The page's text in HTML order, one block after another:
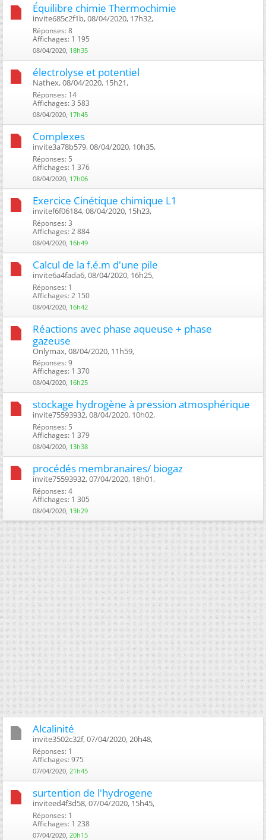
Équilibre chimie Thermochimie
invite685c2f1b, 08/04/2020, 17h32, ‎
Réponses: 8
Affichages: 1 195
08/04/2020, 18h35
électrolyse et potentiel
Nathex, 08/04/2020, 15h21, ‎
Réponses: 14
Affichages: 3 583
08/04/2020, 17h45
Complexes
invite3a78b579, 08/04/2020, 10h35, ‎
Réponses: 5
Affichages: 1 376
08/04/2020, 17h06
Exercice Cinétique chimique L1
invitef6f06184, 08/04/2020, 15h23, ‎
Réponses: 3
Affichages: 2 884
08/04/2020, 16h49
Calcul de la f.é.m d'une pile
invite6a4fada6, 08/04/2020, 16h25, ‎
Réponses: 1
Affichages: 2 150
08/04/2020, 16h42
Réactions avec phase aqueuse + phase
gazeuse
Onlymax, 08/04/2020, 11h59, ‎
Réponses: 9
Affichages: 1 370
08/04/2020, 16h25
stockage hydrogène à pression atmosphérique
invite75593932, 08/04/2020, 10h02, ‎
Réponses: 5
Affichages: 1 379
08/04/2020, 13h38
procédés membranaires/ biogaz
invite75593932, 07/04/2020, 18h01, ‎
Réponses: 4
Affichages: 1 305
08/04/2020, 13h29
Alcalinité
invite3502c32f, 07/04/2020, 20h48, ‎
Réponses: 1
Affichages: 975
07/04/2020, 21h45
surtention de l'hydrogene
inviteed4f3d58, 07/04/2020, 15h45, ‎
Réponses: 1
Affichages: 1 238
07/04/2020, 20h15